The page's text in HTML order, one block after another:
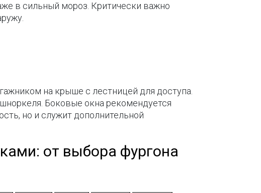
в сильный мороз. Критически важно
на крыше с лестницей для доступа.
Боковые окна рекомендуется
но и служит дополнительной
от выбора фургона